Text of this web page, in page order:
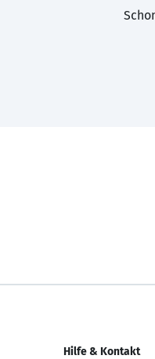
Hilfe & Kontakt